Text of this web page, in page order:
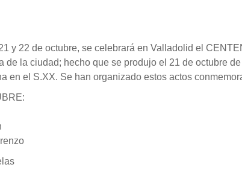
y 22 de octubre, se celebrará en Valladolid el
de la ciudad; hecho que se produjo el 21 de octubre
en el S.XX. Se han organizado estos actos